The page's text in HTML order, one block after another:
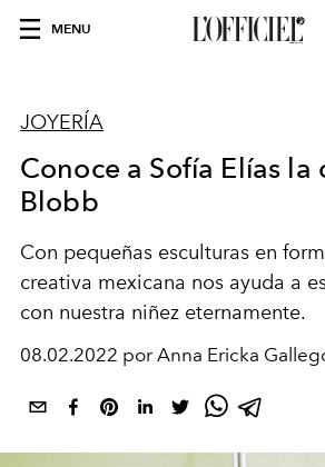
MENU
JOYERÍA
Conoce a Sofía Elías la
Blobb
Con pequeñas esculturas en
creativa mexicana nos ayuda a
con nuestra niñez eternamente.
08.02.2022 por Anna Ericka